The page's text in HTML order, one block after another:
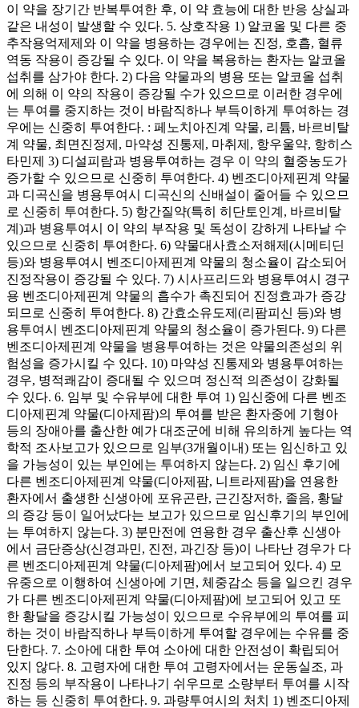
이 약을 장기간 반복투여한 후, 이 약 효능에 대한 반응 상실과
같은 내성이 발생할 수 있다. 5. 상호작용 1) 알코올 및 다른 중
추작용억제제와 이 약을 병용하는 경우에는 진정, 호흡, 혈류
역동 작용이 증강될 수 있다. 이 약을 복용하는 환자는 알코올
섭취를 삼가야 한다. 2) 다음 약물과의 병용 또는 알코올 섭취
에 의해 이 약의 작용이 증강될 수가 있으므로 이러한 경우에
는 투여를 중지하는 것이 바람직하나 부득이하게 투여하는 경
우에는 신중히 투여한다. : 페노치아진계 약물, 리튬, 바르비탈
계 약물, 최면진정제, 마약성 진통제, 마취제, 항우울약, 항히스
타민제 3) 디설피람과 병용투여하는 경우 이 약의 혈중농도가
증가할 수 있으므로 신중히 투여한다. 4) 벤조디아제핀계 약물
과 디곡신을 병용투여시 디곡신의 신배설이 줄어들 수 있으므
로 신중히 투여한다. 5) 항간질약(특히 히단토인계, 바르비탈
계)과 병용투여시 이 약의 부작용 및 독성이 강하게 나타날 수
있으므로 신중히 투여한다. 6) 약물대사효소저해제(시메티딘
등)와 병용투여시 벤조디아제핀계 약물의 청소율이 감소되어
진정작용이 증강될 수 있다. 7) 시사프리드와 병용투여시 경구
용 벤조디아제핀계 약물의 흡수가 촉진되어 진정효과가 증강
되므로 신중히 투여한다. 8) 간효소유도제(리팜피신 등)와 병
용투여시 벤조디아제핀계 약물의 청소율이 증가된다. 9) 다른
벤조디아제핀계 약물을 병용투여하는 것은 약물의존성의 위
험성을 증가시킬 수 있다. 10) 마약성 진통제와 병용투여하는
경우, 병적쾌감이 증대될 수 있으며 정신적 의존성이 강화될
수 있다. 6. 임부 및 수유부에 대한 투여 1) 임신중에 다른 벤조
디아제핀계 약물(디아제팜)의 투여를 받은 환자중에 기형아
등의 장애아를 출산한 예가 대조군에 비해 유의하게 높다는 역
학적 조사보고가 있으므로 임부(3개월이내) 또는 임신하고 있
을 가능성이 있는 부인에는 투여하지 않는다. 2) 임신 후기에
다른 벤조디아제핀계 약물(디아제팜, 니트라제팜)을 연용한
환자에서 출생한 신생아에 포유곤란, 근긴장저하, 졸음, 황달
의 증강 등이 일어났다는 보고가 있으므로 임신후기의 부인에
는 투여하지 않는다. 3) 분만전에 연용한 경우 출산후 신생아
에서 금단증상(신경과민, 진전, 과긴장 등)이 나타난 경우가 다
른 벤조디아제핀계 약물(디아제팜)에서 보고되어 있다. 4) 모
유중으로 이행하여 신생아에 기면, 체중감소 등을 일으킨 경우
가 다른 벤조디아제핀계 약물(디아제팜)에 보고되어 있고 또
한 황달을 증강시킬 가능성이 있으므로 수유부에의 투여를 피
하는 것이 바람직하나 부득이하게 투여할 경우에는 수유를 중
단한다. 7. 소아에 대한 투여 소아에 대한 안전성이 확립되어
있지 않다. 8. 고령자에 대한 투여 고령자에서는 운동실조, 과
진정 등의 부작용이 나타나기 쉬우므로 소량부터 투여를 시작
하는 등 신중히 투여한다. 9. 과량투여시의 처치 1) 벤조디아제